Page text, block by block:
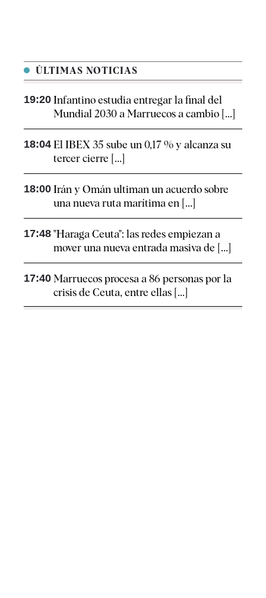
ÚLTIMAS NOTICIAS
19:20 Infantino estudia entregar la final del
Mundial 2030 a Marruecos a cambio [...]
18:04 El IBEX 35 sube un 0,17 % y alcanza su
tercer cierre [...]
18:00 Irán y Omán ultiman un acuerdo sobre
una nueva ruta marítima en [...]
17:48 "Haraga Ceuta": las redes empiezan a
mover una nueva entrada masiva de [...]
17:40 Marruecos procesa a 86 personas por la
crisis de Ceuta, entre ellas [...]